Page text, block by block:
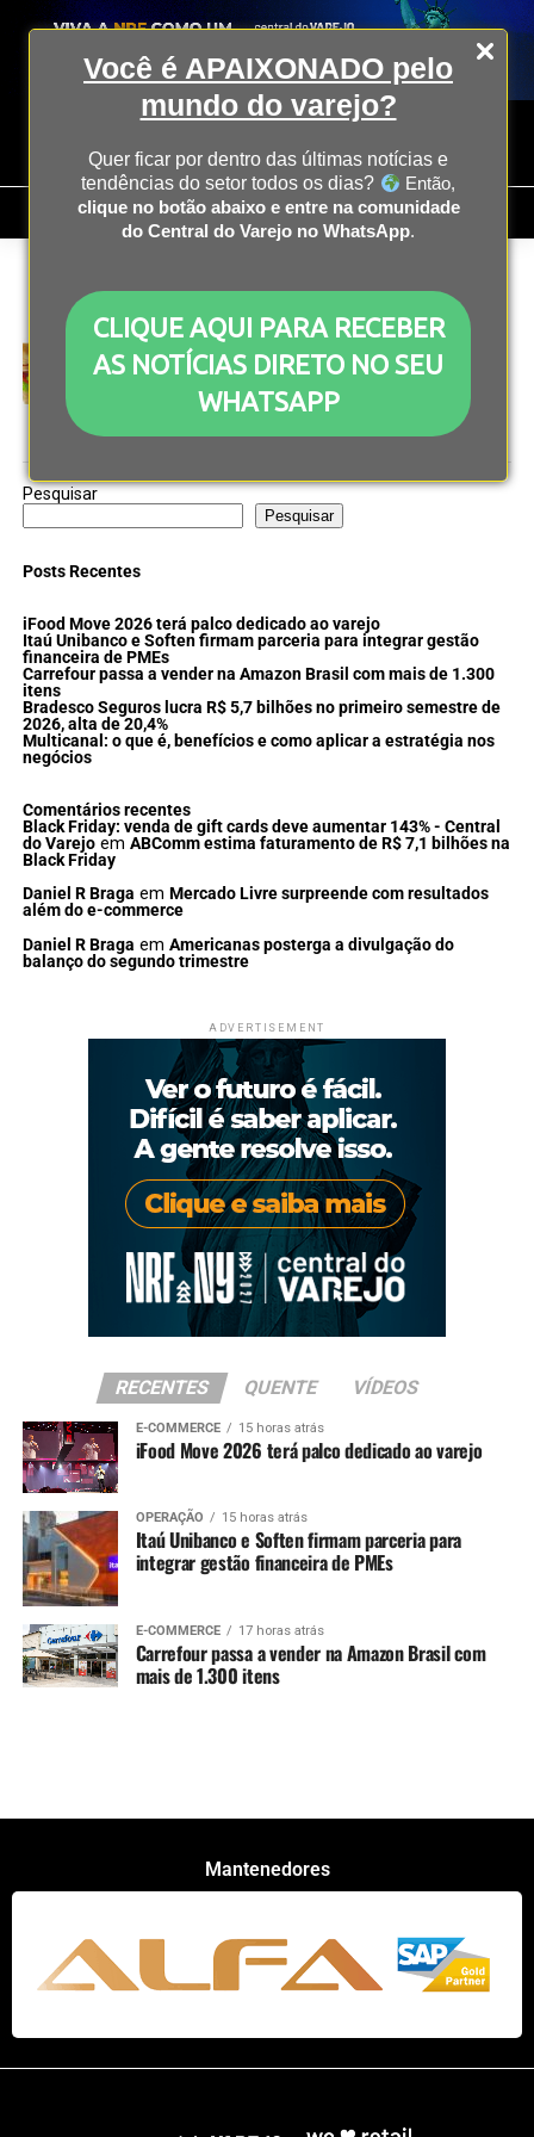
Você é APAIXONADO pelo
mundo do varejo?
Quer ficar por dentro das últimas notícias e
tendências do setor todos os dias?
Então,
clique no botão abaixo e entre na comunidade
do Central do Varejo no WhatsApp.
CLIQUE AQUI PARA RECEBER
AS NOTÍCIAS DIRETO NO SEU
WHATSAPP
All posts tagged "franquia de fast-food"
FRANCHISING 3 anos atrás
Subway pode ser comprado por US$ 9,6 bilhões
até o fim da semana
Pesquisar
Pesquisar
Posts Recentes
iFood Move 2026 terá palco dedicado ao varejo
Itaú Unibanco e Soften firmam parceria para integrar gestão
financeira de PMEs
Carrefour passa a vender na Amazon Brasil com mais de 1.300
itens
Bradesco Seguros lucra R$ 5,7 bilhões no primeiro semestre de
2026, alta de 20,4%
Multicanal: o que é, benefícios e como aplicar a estratégia nos
negócios
Comentários recentes
Black Friday: venda de gift cards deve aumentar 143% - Central
do Varejoem ABComm estima faturamento de R$ 7,1 bilhões na
Black Friday
Daniel R Braga em Mercado Livre surpreende com resultados
além do e-commerce
Daniel R Braga em Americanas posterga a divulgação do
balanço do segundo trimestre
ADVERTISEMENT
RECENTES QUENTE VÍDEOS
E-COMMERCE 15 horas atrás
iFood Move 2026 terá palco dedicado ao varejo
OPERAÇÃO 15 horas atrás
Itaú Unibanco e Soften firmam parceria para
integrar gestão financeira de PMEs
E-COMMERCE 17 horas atrás
Carrefour passa a vender na Amazon Brasil com
mais de 1.300 itens
Mantenedores